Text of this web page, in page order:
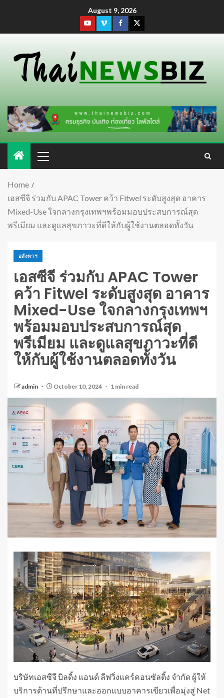
August 9, 2026
Home
เอสซีจี ร่วมกับ APAC Tower คว้า Fitwel ระดับสูงสุด อาคาร
Mixed-Use ใจกลางกรุงเทพฯพร้อมมอบประสบการณ์สุด
พรีเมียม และดูแลสุขภาวะที่ดีให้กับผู้ใช้งานตลอดทั้งวัน
อสังหาฯ
เอสซีจี ร่วมกับ APAC Tower
คว้า Fitwel ระดับสูงสุด อาคาร
Mixed-Use ใจกลางกรุงเทพฯ
พร้อมมอบประสบการณ์สุด
พรีเมียม และดูแลสุขภาวะที่ดี
ให้กับผู้ใช้งานตลอดทั้งวัน
admin October 10, 2024 1 min read
บริษัทเอสซีจี บิลดิ้ง แอนด์ ลีฟวิ่งแคร์คอนซัลติ้ง จำกัด ผู้ให้
บริการด้านที่ปรึกษาและออกแบบอาคารเขียวเพื่อมุ่งสู่ Net